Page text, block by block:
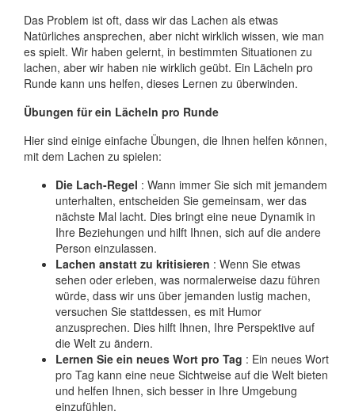
Das Problem ist oft, dass wir das Lachen als etwas
Natürliches ansprechen, aber nicht wirklich wissen, wie man
es spielt. Wir haben gelernt, in bestimmten Situationen zu
lachen, aber wir haben nie wirklich geübt. Ein Lächeln pro
Runde kann uns helfen, dieses Lernen zu überwinden.
Übungen für ein Lächeln pro Runde
Hier sind einige einfache Übungen, die Ihnen helfen können,
mit dem Lachen zu spielen:
Die Lach-Regel : Wann immer Sie sich mit jemandem
unterhalten, entscheiden Sie gemeinsam, wer das
nächste Mal lacht. Dies bringt eine neue Dynamik in
Ihre Beziehungen und hilft Ihnen, sich auf die andere
Person einzulassen.
Lachen anstatt zu kritisieren : Wenn Sie etwas
sehen oder erleben, was normalerweise dazu führen
würde, dass wir uns über jemanden lustig machen,
versuchen Sie stattdessen, es mit Humor
anzusprechen. Dies hilft Ihnen, Ihre Perspektive auf
die Welt zu ändern.
Lernen Sie ein neues Wort pro Tag : Ein neues Wort
pro Tag kann eine neue Sichtweise auf die Welt bieten
und helfen Ihnen, sich besser in Ihre Umgebung
einzufühlen.